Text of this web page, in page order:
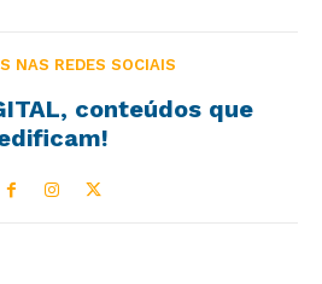
NAS REDES SOCIAIS
conteúdos que